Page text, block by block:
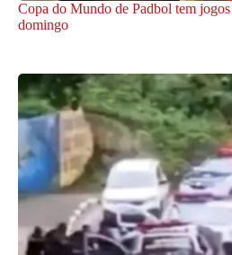
Copa do Mundo de Padbol tem jogos
domingo